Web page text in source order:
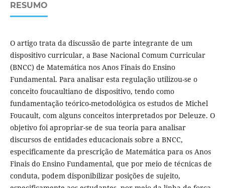
RESUMO
O artigo trata da discussão de parte integrante de um
dispositivo curricular, a Base Nacional Comum Curricular
(BNCC) de Matemática nos Anos Finais do Ensino
Fundamental. Para analisar esta regulação utilizou-se o
conceito foucaultiano de dispositivo, tendo como
fundamentação teórico-metodológica os estudos de Michel
Foucault, com alguns conceitos interpretados por Deleuze. O
objetivo foi apropriar-se de sua teoria para analisar
discursos de entidades educacionais sobre a BNCC,
especificamente da prescrição de Matemática para os Anos
Finais do Ensino Fundamental, que por meio de técnicas de
conduta, podem disponibilizar posições de sujeito,